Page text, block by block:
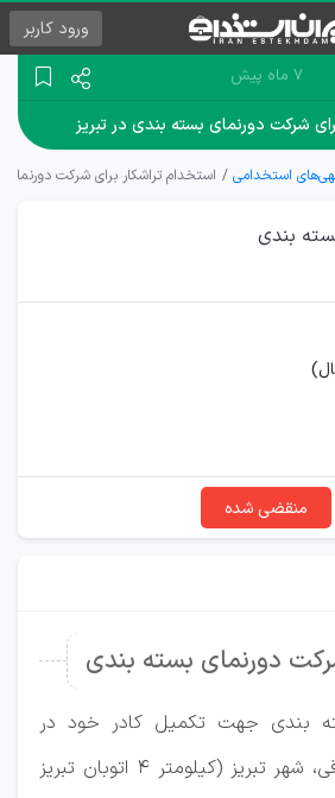
ورود کاربر
۷ ماه پیش
شرکت دورنمای بسته بندی در تبریز
استخدامی استخدام تراشکار برای شرکت دورنمای
بندی
منقضی شده
دورنمای بسته بندی
بندی جهت تکمیل کادر خود در
استان آذربایجان شرقی، شهر تبریز (کیلومتر 4 اتوبان تبریز